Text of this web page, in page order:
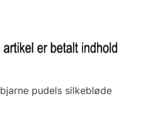
pudels silkebløde